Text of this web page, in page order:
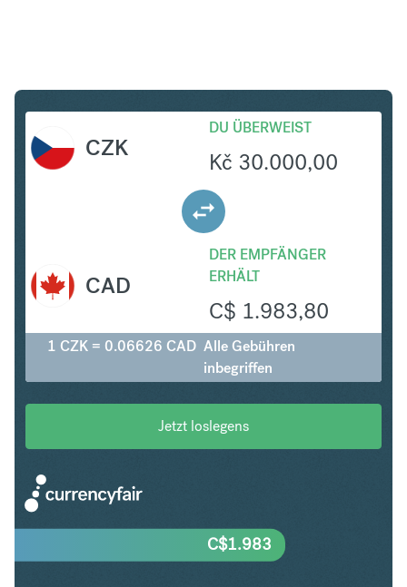
CZK
DU ÜBERWEIST
Kč 30.000,00
DER EMPFÄNGER
ERHÄLT
C$ 1.983,80
CAD
1 CZK = 0.06626 CAD Alle Gebühren
inbegriffen
Jetzt loslegens
C$1.983